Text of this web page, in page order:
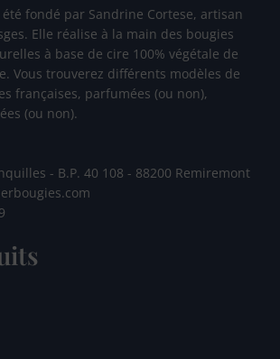
fondé par Sandrine Cortese, artisan
Elle réalise à la main des bougies
à base de cire 100% végétale de
Vous trouverez différents modèles de
françaises, parfumées (ou non),
(ou non).
- B.P. 40 108 - 88200 Remiremont